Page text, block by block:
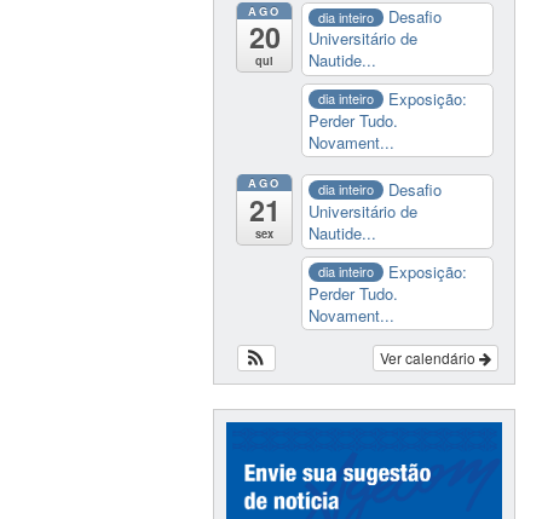
AGO
20
qui
dia inteiro
Desafio
Universitário de
Nautide...
dia inteiro
Exposição:
Perder Tudo.
Novament...
AGO
21
sex
dia inteiro
Desafio
Universitário de
Nautide...
dia inteiro
Exposição:
Perder Tudo.
Novament...
Ver calendário